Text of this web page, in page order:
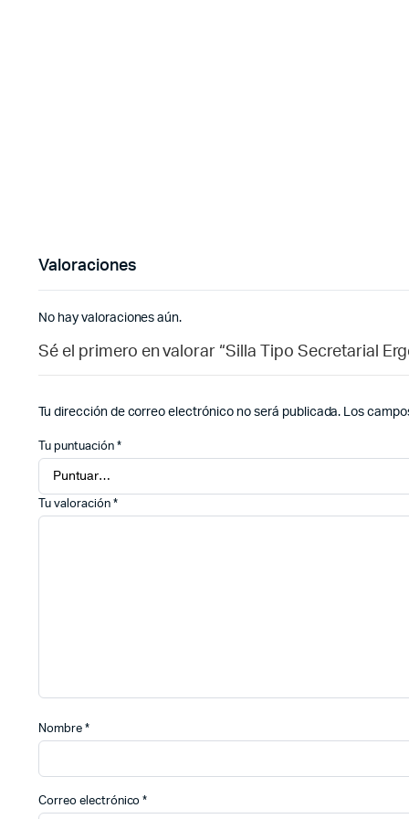
Valoraciones
No hay valoraciones aún.
Sé el primero en valorar “Silla Tipo Secretarial
Tu dirección de correo electrónico no será publicada. Los
Tu puntuación *
Tu valoración *
Nombre *
Correo electrónico*